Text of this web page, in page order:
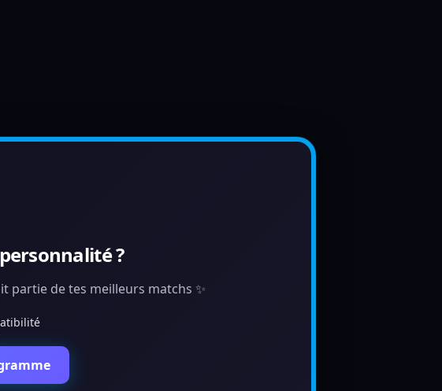
?
partie de tes meilleurs matchs ✨